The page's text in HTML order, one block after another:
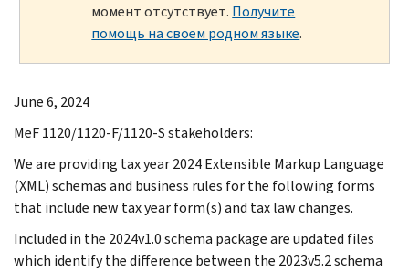
момент отсутствует. Получите
помощь на своем родном языке.
June 6, 2024
MeF 1120/1120-F/1120-S stakeholders:
We are providing tax year 2024 Extensible Markup Language
(XML) schemas and business rules for the following forms
that include new tax year form(s) and tax law changes.
Included in the 2024v1.0 schema package are updated files
which identify the difference between the 2023v5.2 schema